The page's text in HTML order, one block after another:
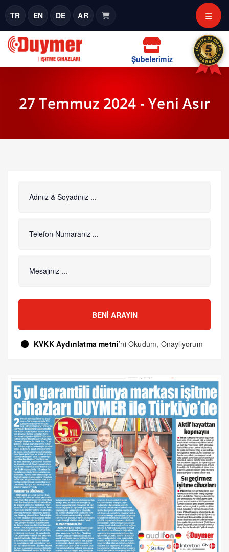
TR EN DE AR
Şubelerimiz
27 Temmuz 2024 - Yeni Asır
BENI ARAYIN
KVKK Aydınlatma metni’ni Okudum, Onaylıyorum